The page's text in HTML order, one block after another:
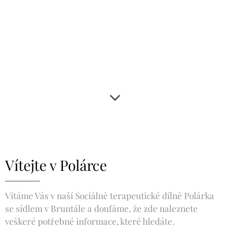
Vítejte v Polárce
Vítáme Vás v naší Sociálně terapeutické dílně Polárka
se sídlem v Bruntále a doufáme, že zde naleznete
veškeré potřebné informace, které hledáte.